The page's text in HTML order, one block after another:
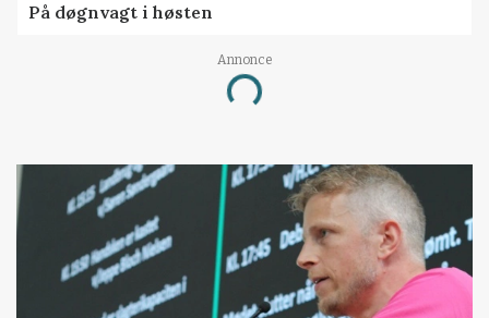
På døgnvagt i høsten
Annonce
Loading...